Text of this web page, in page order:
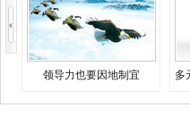
领导力也要因地制宜
多